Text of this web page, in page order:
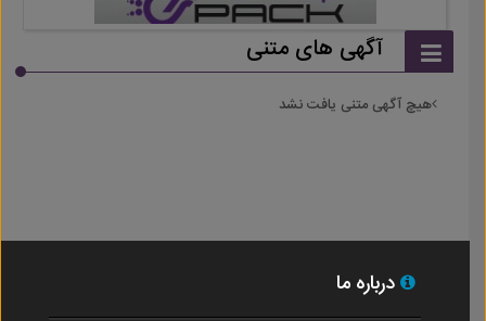
آگهی های متنی
هیچ آگهی متنی یافت نشد
درباره ما